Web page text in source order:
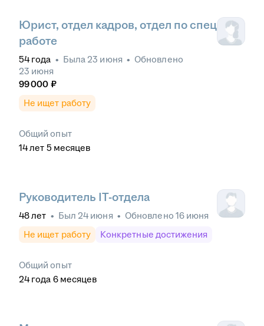
Юрист, отдел кадров, отдел по спец
работе
54 года • Была 23 июня • Обновлено
23 июня
99 000 ₽
Не ищет работу
Общий опыт
14лет 5 месяцев
Руководитель IT-отдела
48лет • Был 24 июня • Обновлено 16 июня
Не ищет работу
Конкретные достижения
Общий опыт
24 года 6 месяцев